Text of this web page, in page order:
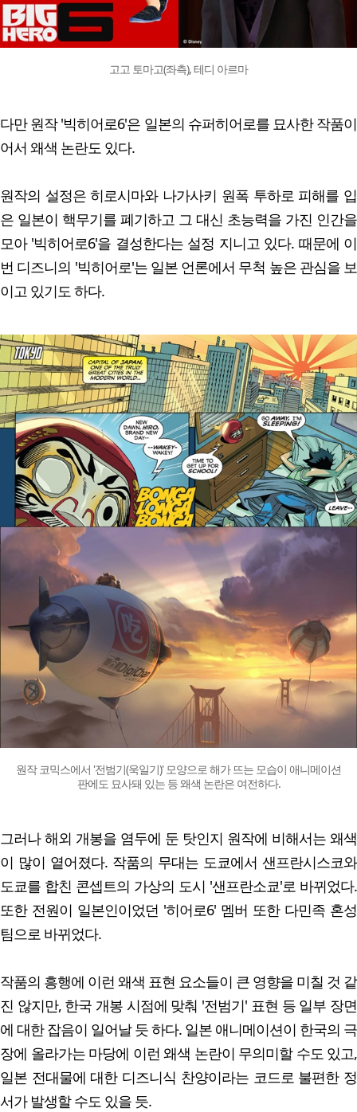
고고 토마고(좌측), 테디 아르마
다만 원작 '빅히어로6'은 일본의 슈퍼히어로를 묘사한 작품이
어서 왜색 논란도 있다.
원작의 설정은 히로시마와 나가사키 원폭 투하로 피해를 입
은 일본이 핵무기를 폐기하고 그 대신 초능력을 가진 인간을
모아 '빅히어로6'을 결성한다는 설정 지니고 있다. 때문에 이
번 디즈니의 '빅히어로'는 일본 언론에서 무척 높은 관심을 보
이고 있기도 하다.
원작 코믹스에서 '전범기(욱일기)' 모양으로 해가 뜨는 모습이 애니메이션
판에도 묘사돼 있는 등 왜색 논란은 여전하다.
그러나 해외 개봉을 염두에 둔 탓인지 원작에 비해서는 왜색
이 많이 옅어졌다. 작품의 무대는 도쿄에서 샌프란시스코와
도쿄를 합친 콘셉트의 가상의 도시 '샌프란소쿄'로 바뀌었다.
또한 전원이 일본인이었던 '히어로6' 멤버 또한 다민족 혼성
팀으로 바뀌었다.
작품의 흥행에 이런 왜색 표현 요소들이 큰 영향을 미칠 것 같
진 않지만, 한국 개봉 시점에 맞춰 '전범기' 표현 등 일부 장면
에 대한 잡음이 일어날 듯 하다. 일본 애니메이션이 한국의 극
장에 올라가는 마당에 이런 왜색 논란이 무의미할 수도 있고,
일본 전대물에 대한 디즈니식 찬양이라는 코드로 불편한 정
서가 발생할 수도 있을 듯.